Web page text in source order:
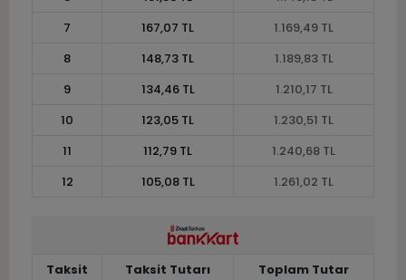
7
167,07 TL
1.169,49 TL
8
148,73 TL
1.189,83 TL
9
134,46 TL
1.210,17 TL
10
123,05 TL
1.230,51 TL
11
112,79 TL
1.240,68 TL
12
105,08 TL 1.261,02 TL
Taksit Taksit Tutarı
Toplam Tutar